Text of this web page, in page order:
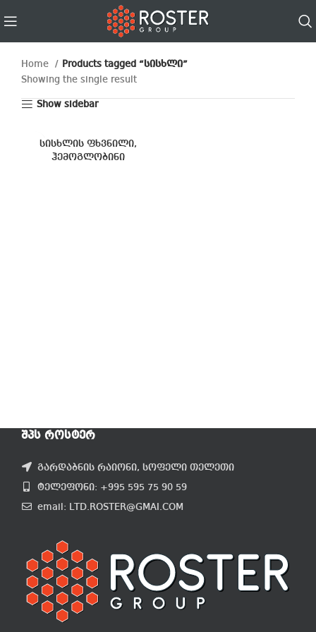
Home
Products tagged “სისხლი”
Showing the single result
Show sidebar
სისხლის ფხვნილი,
ჰემოგლობინი
ᲨᲞᲡ ᲠᲝᲡᲢᲔᲠ
გარდაბნის რაიონი, სოფელი თელეთი
ტელეფონი: +995 595 75 90 59
email: LTD.ROSTER@GMAI.COM